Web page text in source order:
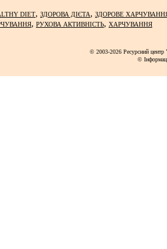
DIET, ЗДОРОВА ДІЄТА, ЗДОРОВЕ
, РУХОВА АКТИВНІСТЬ, ХАРЧУВАННЯ
© 2003-2026 Ресурсний
©